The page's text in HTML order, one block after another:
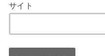
サイト